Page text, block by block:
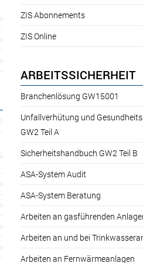
ZIS Abonnements
ZIS Online
ARBEITSSICHERHEIT
Branchenlösung GW15001
Unfallverhütung und
GW2 Teil A
Sicherheitshandbuch GW2 Teil B
ASA-System Audit
ASA-System Beratung
Arbeiten an gasführenden
Arbeiten an und bei
Arbeiten an Fernwärmeanlagen